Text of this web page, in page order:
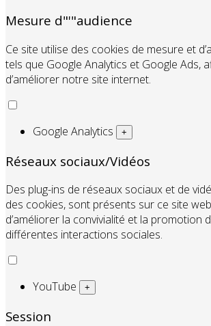
Mesure d"'"audience
Ce site utilise des cookies de mesure et
tels que Google Analytics et Google Ads,
d’améliorer notre site internet.
Google Analytics +
Réseaux sociaux/Vidéos
Des plug-ins de réseaux sociaux et de
des cookies, sont présents sur ce site
d’améliorer la convivialité et la promotion
différentes interactions sociales.
YouTube +
Session